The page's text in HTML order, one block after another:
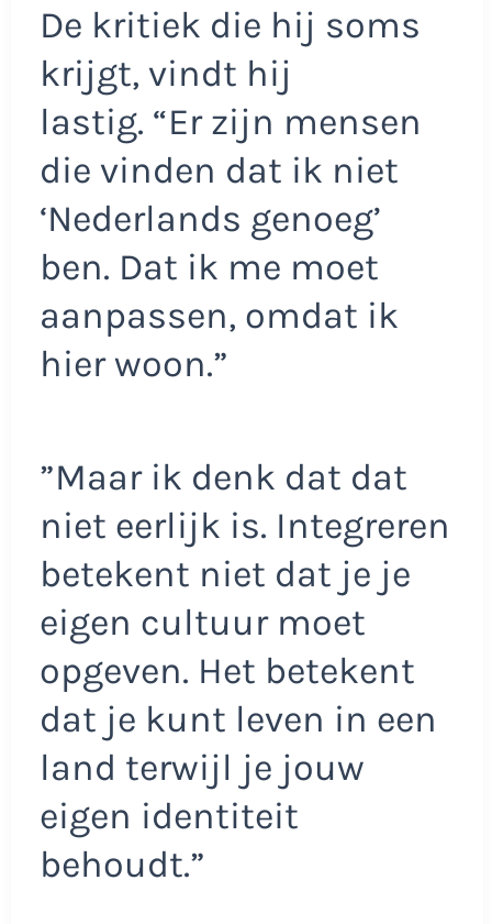
De kritiek die hij soms
krijgt, vindt hij
lastig. “Er zijn mensen
die vinden dat ik niet
‘Nederlands genoeg’
ben. Dat ik me moet
aanpassen, omdat ik
hier woon.”
”Maar ik denk dat dat
niet eerlijk is. Integreren
betekent niet dat je je
eigen cultuur moet
opgeven. Het betekent
dat je kunt leven in een
land terwijl je jouw
eigen identiteit
behoudt.”